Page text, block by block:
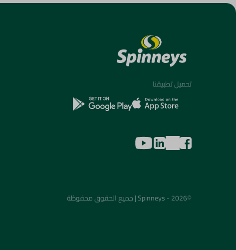
تحميل تطبيقنا
©2026 - Spinneys | جميع الحقوق محفوظة